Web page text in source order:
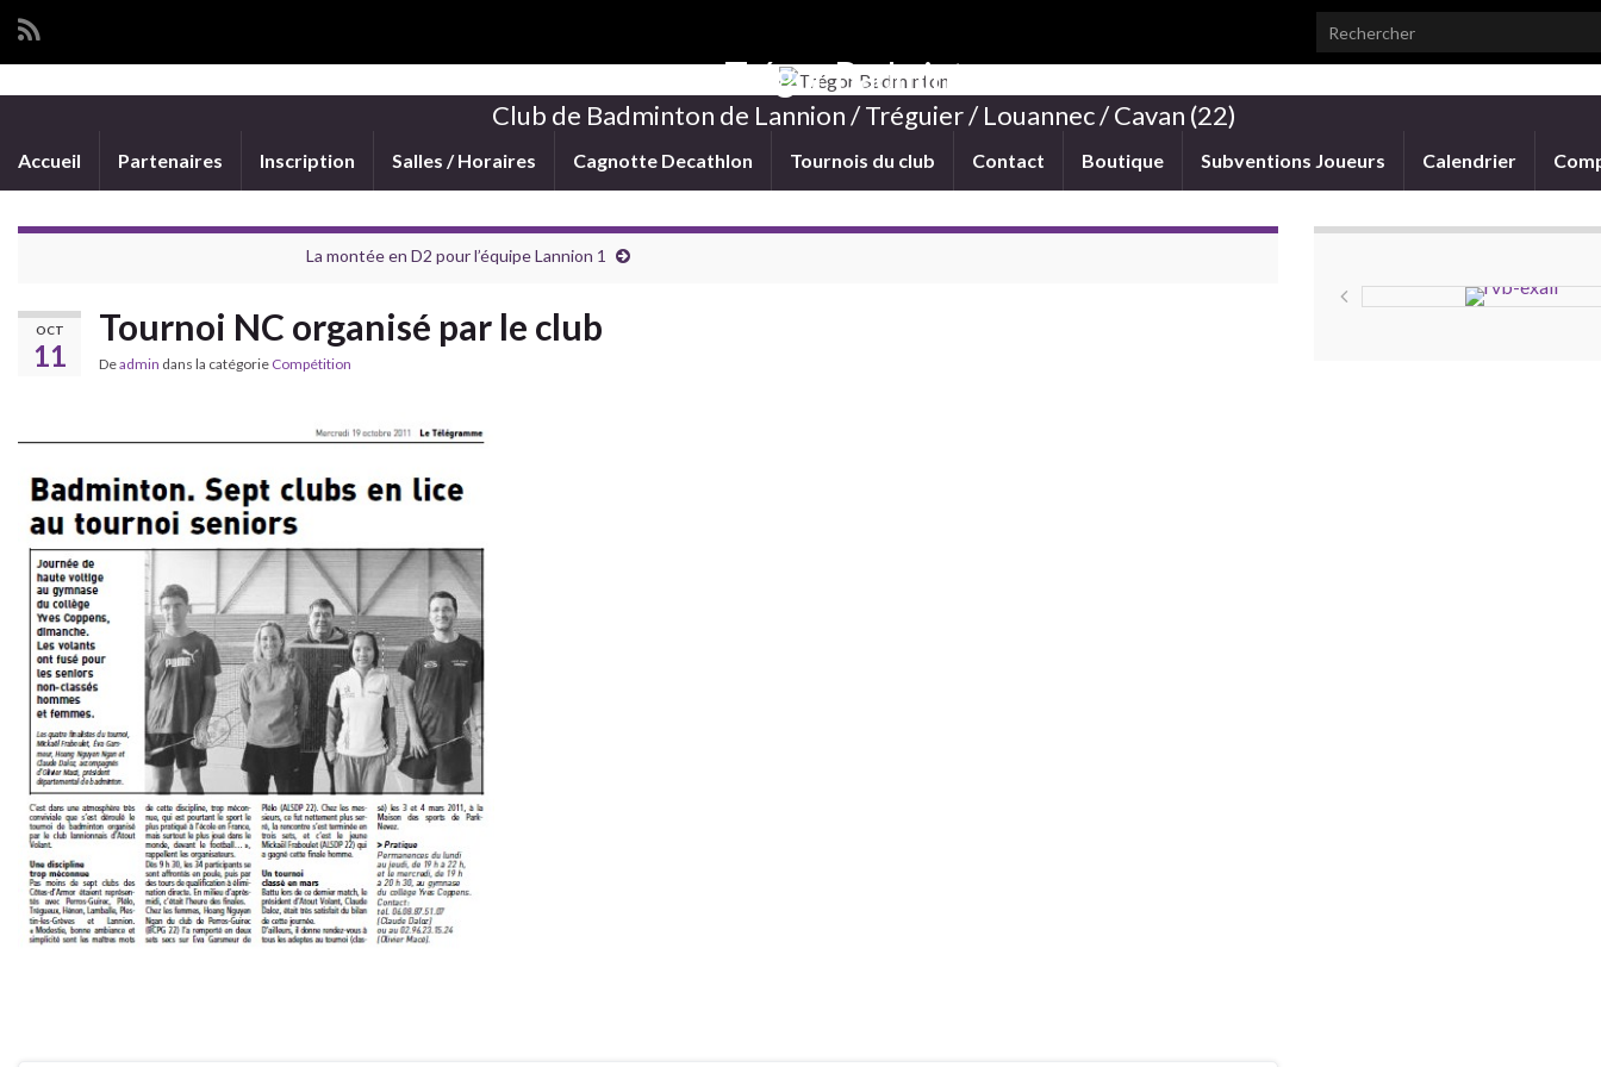
Search for:
Trégor Badminton
Club de Badminton de Lannion / Tréguier / Louannec / Cavan (22)
Accueil Partenaires Inscription Salles / Horaires Cagnotte Decathlon Tournois du club Contact Boutique Subventions Joueurs Calendrier
La montée en D2 pour l’équipe Lannion 1
OCT
11
Tournoi NC organisé par le club
Deadmin dans la catégorie Compétition